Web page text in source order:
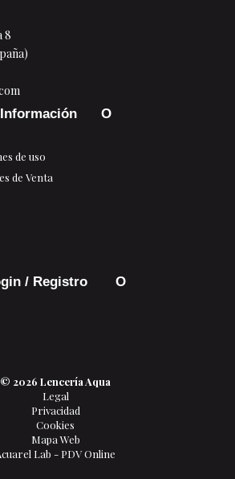
8
Información
de uso
de Venta
/ Registro
© 2026 Lencería Aqua
Legal
Privacidad
Cookies
Mapa Web
Lab - PDV Online